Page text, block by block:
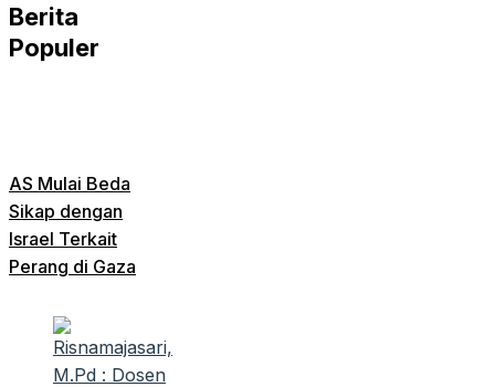
Berita
Populer
AS Mulai Beda
Sikap dengan
Israel Terkait
Perang di Gaza